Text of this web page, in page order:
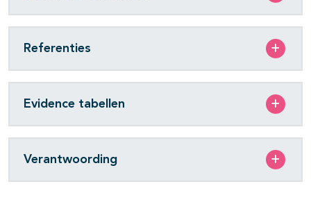
Referenties
Evidence tabellen
Verantwoording